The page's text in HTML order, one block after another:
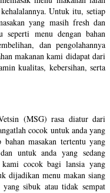
Untuk itu, setiap
yang masih fresh dan
seperti menu dengan bahan
dan pengolahannya
makanan kami didapat dari
kualitas, kebersihan, serta
(MSG) rasa diatur dari
cocok untuk anda yang
bahan masakan tertentu yang
untuk anda yang sedang
cocok bagi lansia yang
dijadikan menu makan siang
yang sibuk atau tidak sempat